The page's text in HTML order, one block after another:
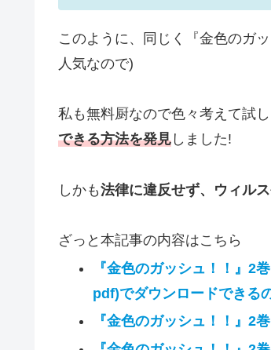
このように、同じく『金色のガ
人気なので)
私も無料厨なので色々考えて試し
できる方法を発見 しました!
しかも法律に違反せず、ウィル
ざっと本記事の内容はこちら
『金色のガッシュ！！』2
pdf)でダウンロードできる
『金色のガッシュ！！』2